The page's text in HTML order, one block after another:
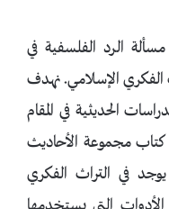
الرد الفلسفية في
الفكري الإسلامي. نهدف
الحديثية في المقام
كتاب مجموعة الأحاديث
في التراث الفكري